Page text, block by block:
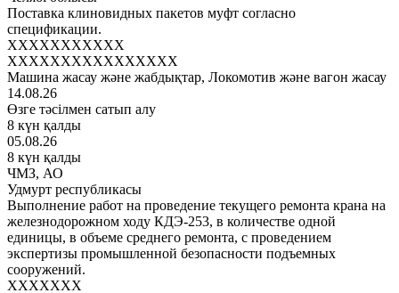
Поставка клиновидных пакетов муфт согласно
спецификации.
XXXXXXXXXXX
XXXXXXXXXXXXXXXX
Машина жасау және жабдықтар, Локомотив және вагон жасау
14.08.26
Өзге тәсілмен сатып алу
8 күн қалды
05.08.26
8 күн қалды
ЧМЗ, АО
Удмурт республикасы
Выполнение работ на проведение текущего ремонта крана на
железнодорожном ходу КДЭ-253, в количестве одной
единицы, в объеме среднего ремонта, с проведением
экспертизы промышленной безопасности подъемных
сооружений.
XXXXXXX